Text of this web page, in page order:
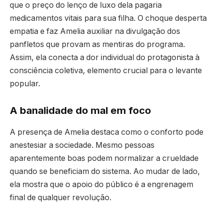
que o preço do lenço de luxo dela pagaria
medicamentos vitais para sua filha. O choque desperta
empatia e faz Amelia auxiliar na divulgação dos
panfletos que provam as mentiras do programa.
Assim, ela conecta a dor individual do protagonista à
consciência coletiva, elemento crucial para o levante
popular.
A banalidade do mal em foco
A presença de Amelia destaca como o conforto pode
anestesiar a sociedade. Mesmo pessoas
aparentemente boas podem normalizar a crueldade
quando se beneficiam do sistema. Ao mudar de lado,
ela mostra que o apoio do público é a engrenagem
final de qualquer revolução.